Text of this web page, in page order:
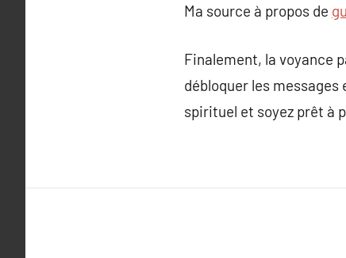
Ma source à propos de
Finalement, la voyance
débloquer les
spirituel et soyez prêt à